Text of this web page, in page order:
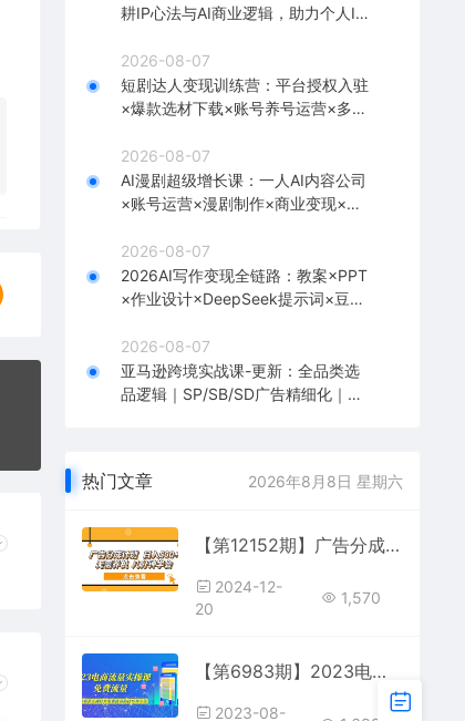
耕IP心法与AI商业逻辑，助力个人IP
2026-08-07
短剧达人变现训练营：平台授权入驻
×爆款选材下载×账号养号运营×多平
2026-08-07
AI漫剧超级增长课：一人AI内容公司
×账号运营×漫剧制作×商业变现×从0
2026-08-07
2026AI写作变现全链路：教案×PPT
×作业设计×DeepSeek提示词×豆包
賺钱
2026-08-07
亚马逊跨境实战课-更新：全品类选
品逻辑｜SP/SB/SD广告精细化｜新
热门文章 2026年8月8日 星期六
【第12152期】广告分成计划 日入500+ 无需养机 几分钟学会
2024-12-
20
1,570
【第6983期】2023电商流量实操课-免费流量，学会可收获正确打开免费流量的技巧和方法
2023-08-